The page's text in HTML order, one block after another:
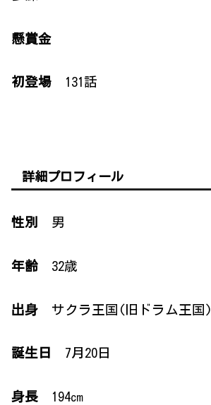
懸賞金
初登場 131話
詳細プロフィール
性別 男
年齢 32歳
出身 サクラ王国(旧ドラム王国)
誕生日 7月20日
身長 194㎝